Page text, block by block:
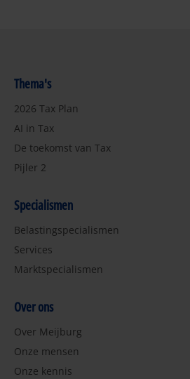
Thema's
2026 Tax Plan
AI in Tax
De toekomst van Tax
Pijler 2
Specialismen
Belastingspecialismen
Services
Marktspecialismen
Over ons
Over Meijburg
Onze mensen
Onze kennis